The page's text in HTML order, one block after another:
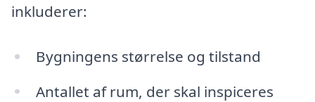
inkluderer:
Bygningens størrelse og tilstand
Antallet af rum, der skal inspiceres